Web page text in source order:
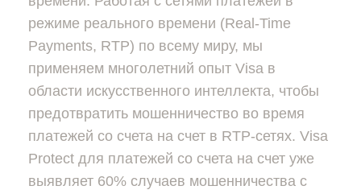
режиме реального времени (Real-Time
Payments, RTP) по всему миру, мы
применяем многолетний опыт Visa в
области искусственного интеллекта, чтобы
предотвратить мошенничество во время
платежей со счета на счет в RTP-сетях. Visa
Protect для платежей со счета на счет уже
выявляет 60% случаев мошенничества с